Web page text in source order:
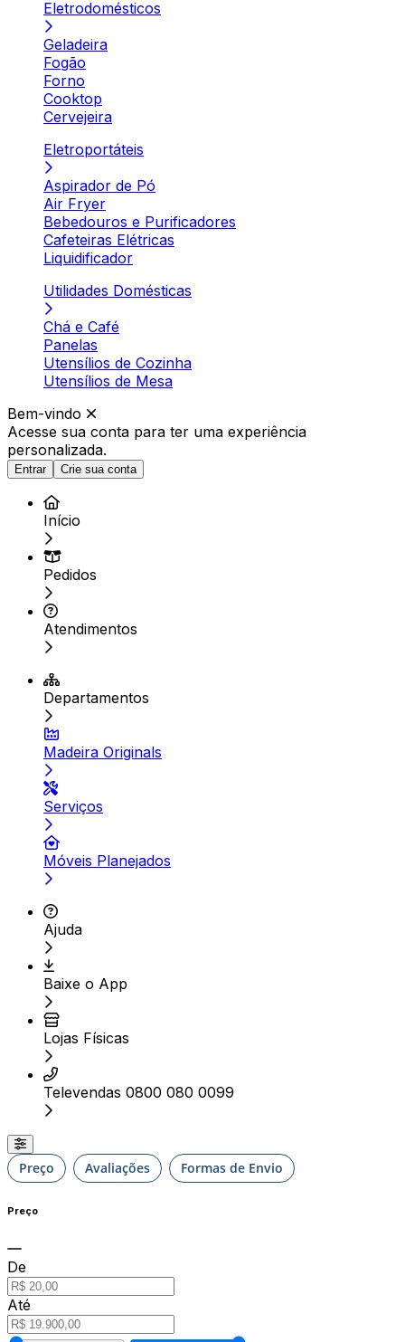
Eletrodomésticos
Geladeira
Fogão
Forno
Cooktop
Cervejeira
Eletroportáteis
Aspirador de Pó
Air Fryer
Bebedouros e Purificadores
Cafeteiras Elétricas
Liquidificador
Utilidades Domésticas
Chá e Café
Panelas
Utensílios de Cozinha
Utensílios de Mesa
Bem-vindo
Acesse sua conta para ter uma experiência
personalizada.
Entrar Crie sua conta
Início
Pedidos
Atendimentos
Departamentos
Madeira Originals
Serviços
Móveis Planejados
Ajuda
Baixe o App
Lojas Físicas
Televendas 0800 080 0099
Preço Avaliações Formas de Envio
Preço
De
Até